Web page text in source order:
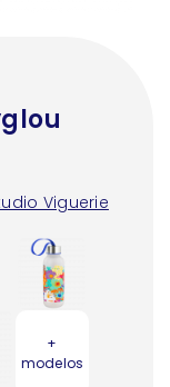
Viguerie
+
modelos